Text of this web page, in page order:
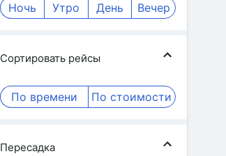
Ночь Утро День Вечер
Сортировать рейсы
По времени По стоимости
Пересадка